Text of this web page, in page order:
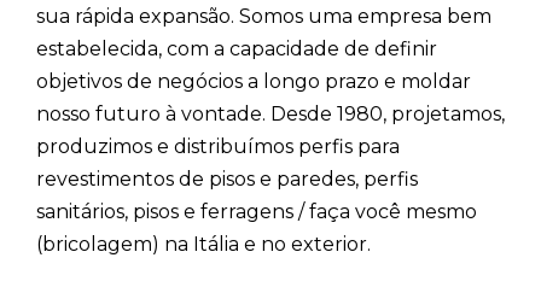
sua rápida expansão. Somos uma empresa bem
estabelecida, com a capacidade de definir
objetivos de negócios a longo prazo e moldar
nosso futuro à vontade. Desde 1980, projetamos,
produzimos e distribuímos perfis para
revestimentos de pisos e paredes, perfis
sanitários, pisos e ferragens / faça você mesmo
(bricolagem) na Itália e no exterior.